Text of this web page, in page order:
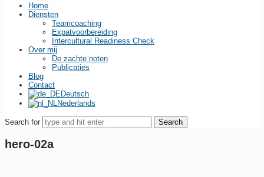
Home
Diensten
Teamcoaching
Expatvoorbereiding
Intercultural Readiness Check
Over mij
De zachte noten
Publicaties
Blog
Contact
Deutsch
Nederlands
Search for
hero-02a